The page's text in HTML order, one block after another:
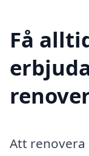
Få
Att renovera